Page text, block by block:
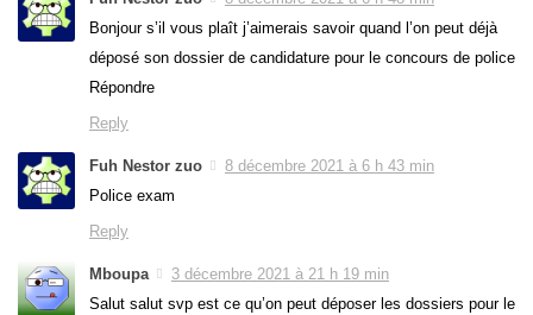
Bonjour s’il vous plaît j’aimerais savoir quand l’on peut déjà
déposé son dossier de candidature pour le concours de police
Répondre
Reply
Fuh Nestor zuo
8 décembre 2021 à 6 h 43 min
Police exam
Reply
Mboupa
3 décembre 2021 à 21 h 19 min
Salut salut svp est ce qu’on peut déposer les dossiers pour le